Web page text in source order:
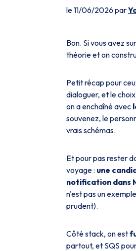
le 11/06/2026 par
Bon. Si vous avez
théorie et on
Petit récap pour
dialoguer, et le
on a enchaîné avec
souvenez, le
vrais schémas.
Et pour pas rester
voyage : une
notification dans
n'est pas un
prudent).
Côté stack, on est
partout, et SQS